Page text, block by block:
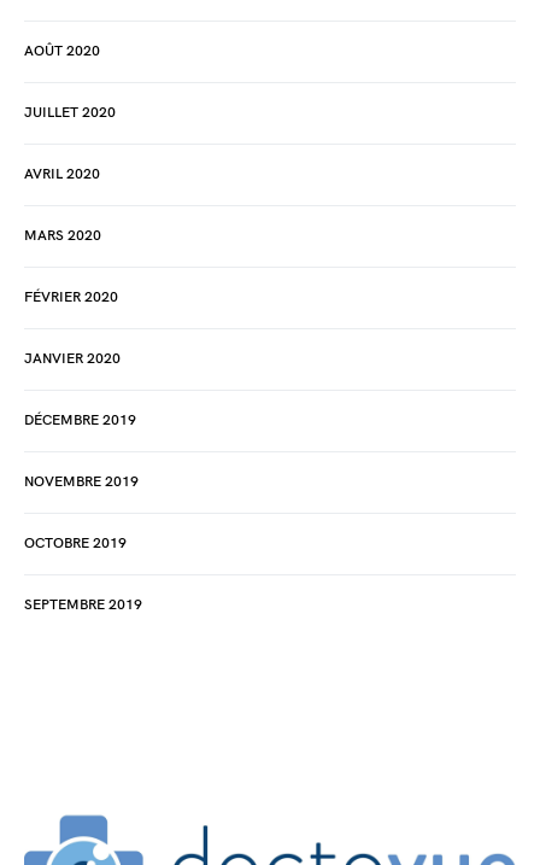
AOÛT 2020
JUILLET 2020
AVRIL 2020
MARS 2020
FÉVRIER 2020
JANVIER 2020
DÉCEMBRE 2019
NOVEMBRE 2019
OCTOBRE 2019
SEPTEMBRE 2019